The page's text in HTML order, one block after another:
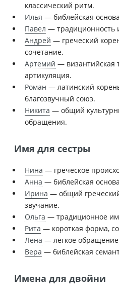
классический ритм.
Илья — библейская
Павел — традиционность
Андрей — греческий
сочетание.
Артемий — византийская
артикуляция.
Роман — латинский
благозвучный союз.
Никита — общий
обращения.
Имя для сестры
Нина — греческое
Анна — библейская
Ирина — общий
звучание.
Ольга — традиционное
Рита — короткая форма,
Лена — лёгкое
Вера — библейская
Имена для двойни